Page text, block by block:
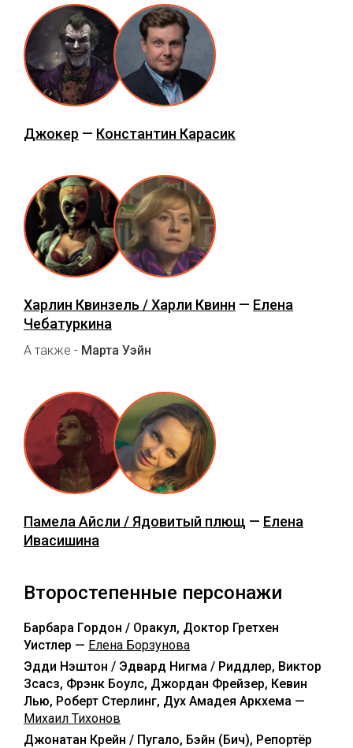
Джокер — Константин Карасик
Харлин Квинзель / Харли Квинн — Елена
Чебатуркина
А также - Марта Уэйн
Памела Айсли / Ядовитый плющ — Елена
Ивасишина
Второстепенные персонажи
Барбара Гордон / Оракул, Доктор Гретхен
Уистлер — Елена Борзунова
Эдди Нэштон / Эдвард Нигма / Риддлер, Виктор
Зсасз, Фрэнк Боулс, Джордан Фрейзер, Кевин
Лью, Роберт Стерлинг, Дух Амадея Аркхема —
Михаил Тихонов
Джонатан Крейн / Пугало, Бэйн (Бич), Репортёр